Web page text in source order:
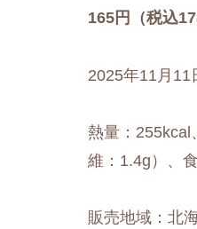
165円（税込
2025年11月11
熱量：255kcal
維：1.4g）、
販売地域：北